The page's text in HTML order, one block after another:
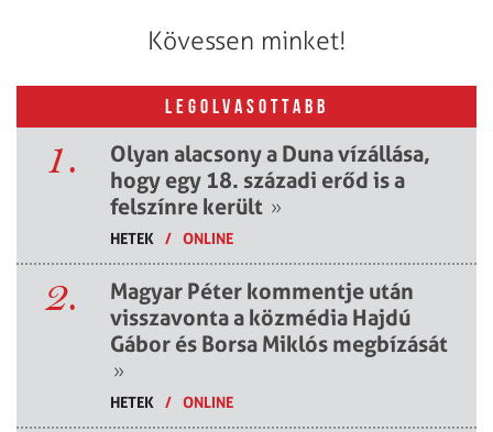
Kövessen minket!
LEGOLVASOTTABB
1.
Olyan alacsony a Duna vízállása,
hogy egy 18. századi erőd is a
felszínre került »
HETEK / ONLINE
2.
Magyar Péter kommentje után
visszavonta a közmédia Hajdú
Gábor és Borsa Miklós megbízását
»
HETEK / ONLINE